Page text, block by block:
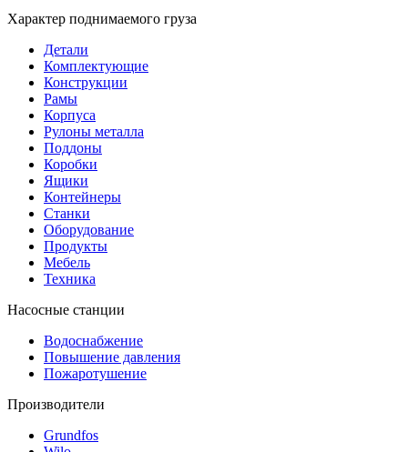
Характер поднимаемого груза
Детали
Комплектующие
Конструкции
Рамы
Корпуса
Рулоны металла
Поддоны
Коробки
Ящики
Контейнеры
Станки
Оборудование
Продукты
Мебель
Техника
Насосные станции
Водоснабжение
Повышение давления
Пожаротушение
Производители
Grundfos